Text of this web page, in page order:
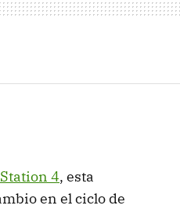
4, esta
en el ciclo de